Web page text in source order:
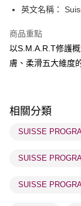
順豐自助櫃 - 確認
每筆HK$65.00，
確認發貨後1-3 工
物流公司進行物流
取。逾期會取消訂
英文名稱：
商品重點
以S.M.A.R.T修護
膚、柔滑五大維度
相關分類
SUISSE
SUISSE
SUISSE